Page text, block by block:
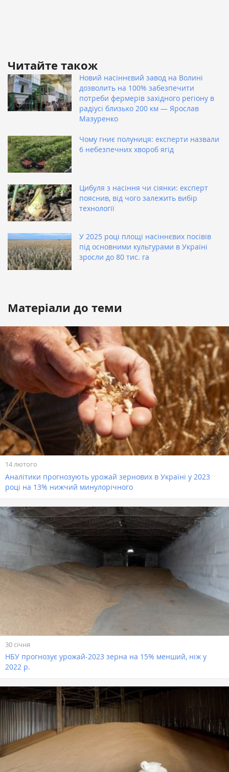
Читайте також
Новий насіннєвий завод на Волині
дозволить на 100% забезпечити
потреби фермерів західного регіону в
радіусі близько 200 км — Ярослав
Мазуренко
Чому гниє полуниця: експерти назвали
6 небезпечних хвороб ягід
Цибуля з насіння чи сіянки: експерт
пояснив, від чого залежить вибір
технології
У 2025 році площі насіннєвих посівів
під основними культурами в Україні
зросли до 80 тис. га
Матеріали до теми
14 лютого
Аналітики прогнозують урожай зернових в Україні у 2023
році на 13% нижчий минулорічного
30 січня
НБУ прогнозує урожай-2023 зерна на 15% менший, ніж у
2022 р.